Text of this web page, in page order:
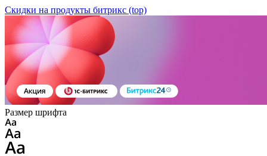
Скидки на продукты битрикс (top)
Размер шрифта